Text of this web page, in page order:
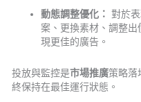
動態調整優化： 對於
案、更換素材、調整
現更佳的廣告。
投放與監控是市場推廣策略落
終保持在最佳運行狀態。